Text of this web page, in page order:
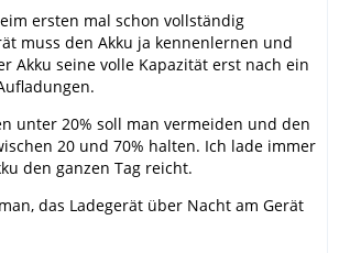
ersten mal schon vollständig
muss den Akku ja kennenlernen und
Akku seine volle Kapazität erst nach ein
unter 20% soll man vermeiden und den
20 und 70% halten. Ich lade immer
den ganzen Tag reicht.
das Ladegerät über Nacht am Gerät